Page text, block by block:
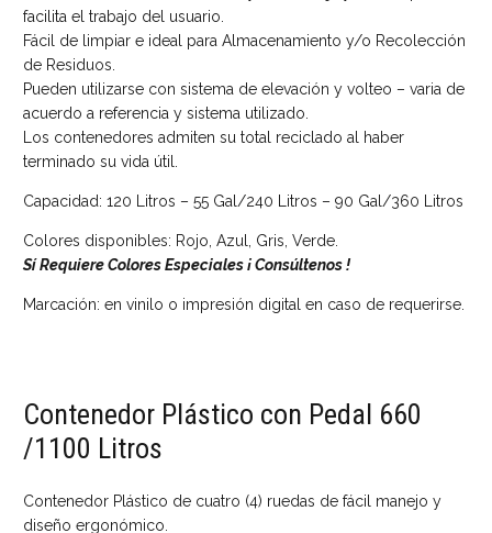
facilita el trabajo del usuario.
Fácil de limpiar e ideal para Almacenamiento y/o Recolección
de Residuos.
Pueden utilizarse con sistema de elevación y volteo – varia de
acuerdo a referencia y sistema utilizado.
Los contenedores admiten su total reciclado al haber
terminado su vida útil.
Capacidad: 120 Litros – 55 Gal/240 Litros – 90 Gal/360 Litros
Colores disponibles: Rojo, Azul, Gris, Verde.
Sí Requiere Colores Especiales ¡ Consúltenos !
Marcación: en vinilo o impresión digital en caso de requerirse.
Contenedor Plástico con Pedal 660
/1100 Litros
Contenedor Plástico de cuatro (4) ruedas de fácil manejo y
diseño ergonómico.